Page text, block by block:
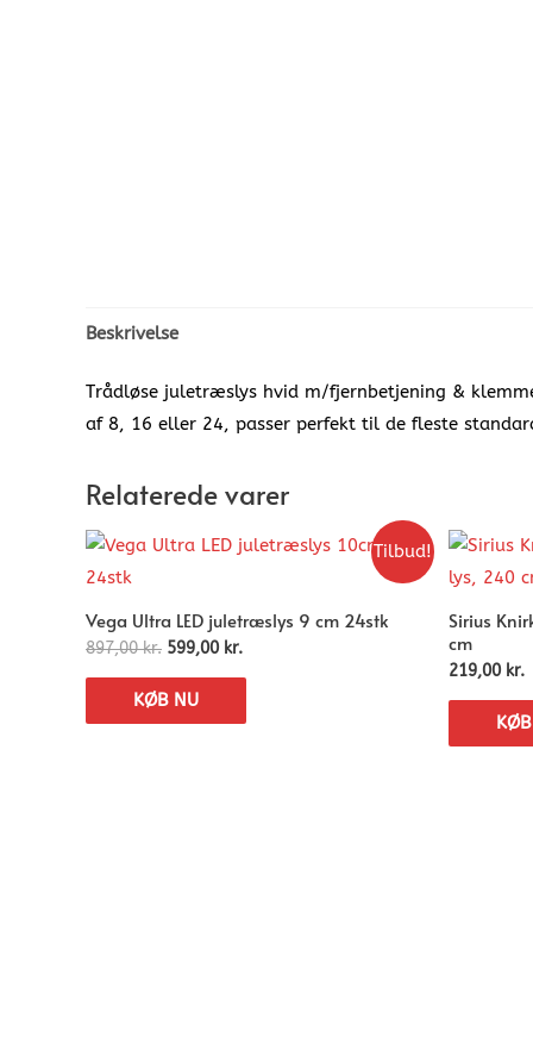
Beskrivelse
Trådløse juletræslys hvid m/fjernbetjening &
af 8, 16 eller 24, passer perfekt til de fleste
Relaterede varer
Tilbud!
Vega Ultra LED juletræslys 9 cm 24stk
897,00kr. 599,00 kr.
KØB NU
Sirius
cm
219,00 kr.